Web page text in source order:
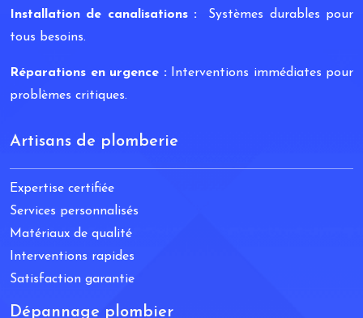
Installation de canalisations :
Systèmes durables pour
tous besoins.
Réparations en urgence :Interventions immédiates pour
problèmes critiques.
Artisans de plomberie
Expertise certifiée
Services personnalisés
Matériaux de qualité
Interventions rapides
Satisfaction garantie
Dépannage plombier